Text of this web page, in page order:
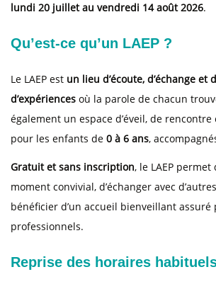
lundi 20 juillet au vendredi 14 août 2026.
Qu’est-ce qu’un LAEP ?
Le LAEP est un lieu d’écoute, d’échange et
d’expériences où la parole de chacun
également un espace d’éveil, de
pour les enfants de 0 à 6 ans,
Gratuit et sans inscription, le LAEP
moment convivial, d’échanger avec
bénéficier d’un accueil bienveillant assuré
professionnels.
Reprise des horaires